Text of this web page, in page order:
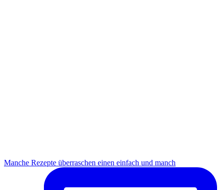
Manche Rezepte überraschen einen einfach und manch